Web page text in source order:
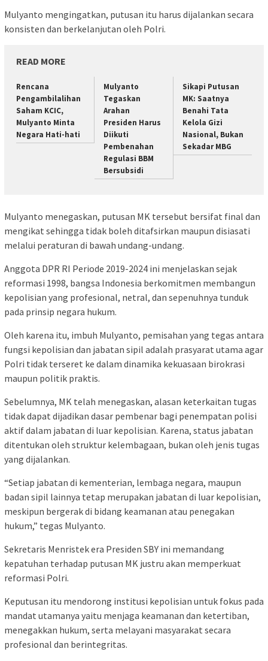
Mulyanto mengingatkan, putusan itu harus dijalankan secara
konsisten dan berkelanjutan oleh Polri.
READ MORE
Rencana
Pengambilalihan
Saham KCIC,
Mulyanto Minta
Negara Hati-hati
Mulyanto
Tegaskan
Arahan
Presiden Harus
Diikuti
Pembenahan
Regulasi BBM
Bersubsidi
Sikapi Putusan
MK: Saatnya
Benahi Tata
Kelola Gizi
Nasional, Bukan
Sekadar MBG
Mulyanto menegaskan, putusan MK tersebut bersifat final dan
mengikat sehingga tidak boleh ditafsirkan maupun disiasati
melalui peraturan di bawah undang-undang.
Anggota DPR RI Periode 2019-2024 ini menjelaskan sejak
reformasi 1998, bangsa Indonesia berkomitmen membangun
kepolisian yang profesional, netral, dan sepenuhnya tunduk
pada prinsip negara hukum.
Oleh karena itu, imbuh Mulyanto, pemisahan yang tegas antara
fungsi kepolisian dan jabatan sipil adalah prasyarat utama agar
Polri tidak terseret ke dalam dinamika kekuasaan birokrasi
maupun politik praktis.
Sebelumnya, MK telah menegaskan, alasan keterkaitan tugas
tidak dapat dijadikan dasar pembenar bagi penempatan polisi
aktif dalam jabatan di luar kepolisian. Karena, status jabatan
ditentukan oleh struktur kelembagaan, bukan oleh jenis tugas
yang dijalankan.
“Setiap jabatan di kementerian, lembaga negara, maupun
badan sipil lainnya tetap merupakan jabatan di luar kepolisian,
meskipun bergerak di bidang keamanan atau penegakan
hukum,” tegas Mulyanto.
Sekretaris Menristek era Presiden SBY ini memandang
kepatuhan terhadap putusan MK justru akan memperkuat
reformasi Polri.
Keputusan itu mendorong institusi kepolisian untuk fokus pada
mandat utamanya yaitu menjaga keamanan dan ketertiban,
menegakkan hukum, serta melayani masyarakat secara
profesional dan berintegritas.